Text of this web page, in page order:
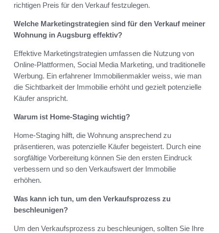
richtigen Preis für den Verkauf festzulegen.
Welche Marketingstrategien sind für den Verkauf meiner
Wohnung in Augsburg effektiv?
Effektive Marketingstrategien umfassen die Nutzung von
Online-Plattformen, Social Media Marketing, und traditionelle
Werbung. Ein erfahrener Immobilienmakler weiss, wie man
die Sichtbarkeit der Immobilie erhöht und gezielt potenzielle
Käufer anspricht.
Warum ist Home-Staging wichtig?
Home-Staging hilft, die Wohnung ansprechend zu
präsentieren, was potenzielle Käufer begeistert. Durch eine
sorgfältige Vorbereitung können Sie den ersten Eindruck
verbessern und so den Verkaufswert der Immobilie
erhöhen.
Was kann ich tun, um den Verkaufsprozess zu
beschleunigen?
Um den Verkaufsprozess zu beschleunigen, sollten Sie Ihre